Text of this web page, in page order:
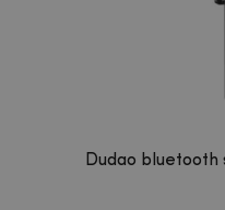
Dudao bluetooth